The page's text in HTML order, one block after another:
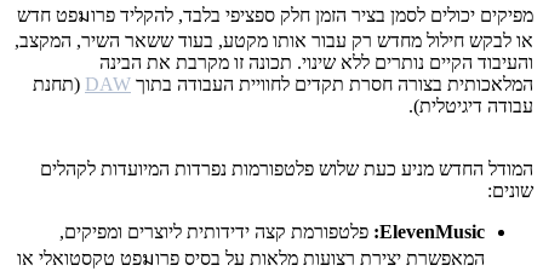
מפיקים יכולים לסמן בציר הזמן חלק ספציפי בלבד, להקליד פרוมפט חדש
או לבקש חילול מחדש רק עבור אותו מקטע, בעוד ששאר השיר, המקצב,
והעיבוד הקיים נותרים ללא שינוי. תכונה זו מקרבת את הבינה
המלאכותית בצורה חסרת תקדים לחוויית העבודה בתוך DAW (תחנת
עבודה דיגיטלית).
המודל החדש מניע כעת שלוש פלטפורמות נפרדות המיועדות לקהלים
שונים:
ElevenMusic: פלטפורמת קצה ידידותית ליוצרים ומפיקים,
המאפשרת יצירת רצועות מלאות על בסיס פרוมפט טקסטואלי או